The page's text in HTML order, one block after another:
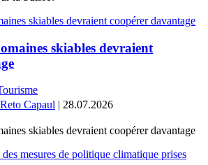
skiables devraient
Capaul | 28.07.2026